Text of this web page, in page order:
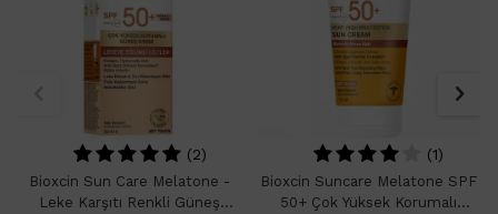
(2)
Bioxcin Sun Care Melatone -
Leke Karşıtı Renkli Güneş
(1)
Bioxcin Suncare Melatone SPF
50+ Çok Yüksek Korumalı